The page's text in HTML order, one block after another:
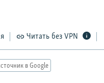
Читать без VPN
в Google